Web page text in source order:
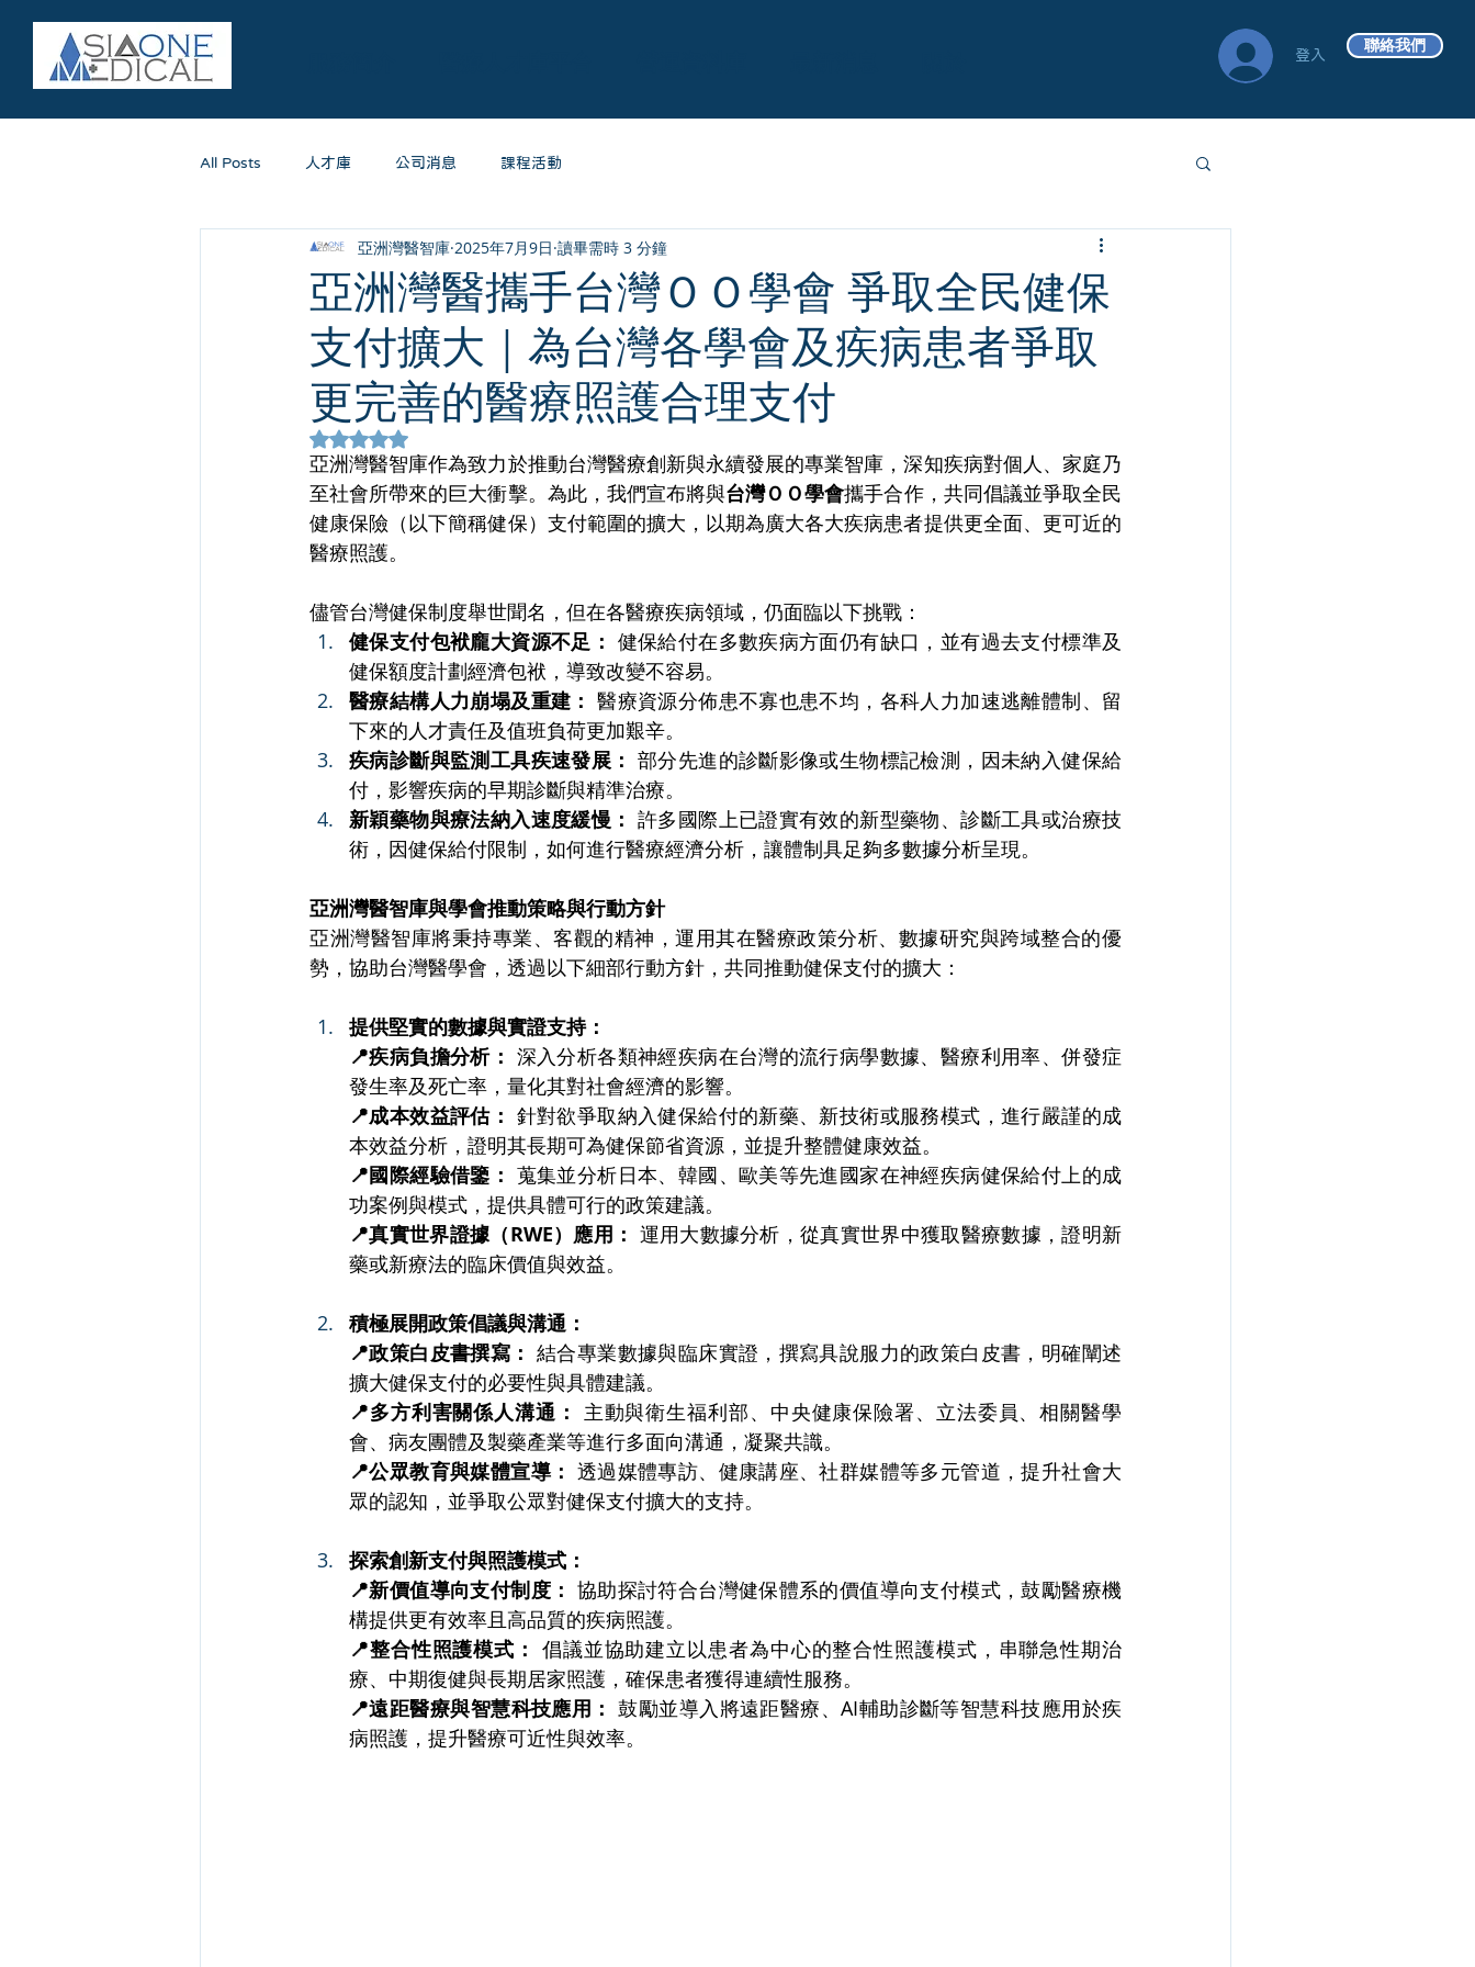
登入 聯絡我們
All Posts 人才庫 公司消息 課程活動
亞洲灣醫攜手台灣ＯＯ學會 爭取全民健保
支付擴大｜為台灣各學會及疾病患者爭取
更完善的醫療照護合理支付
亞洲灣醫智庫 2025年7月9日 讀畢需時 3 分鐘
評等為 NaN（最高為 5 顆星）。
亞洲灣醫智庫作為致力於推動台灣醫療創新與永續發展的專業智庫，深知疾病對個人、家庭乃
至社會所帶來的巨大衝擊。為此，我們宣布將與台灣ＯＯ學會攜手合作，共同倡議並爭取全民
健康保險（以下簡稱健保）支付範圍的擴大，以期為廣大各大疾病患者提供更全面、更可近的
醫療照護。
儘管台灣健保制度舉世聞名，但在各醫療疾病領域，仍面臨以下挑戰：
健保支付包袱龐大資源不足： 健保給付在多數疾病方面仍有缺口，並有過去支付標準及
健保額度計劃經濟包袱，導致改變不容易。
醫療結構人力崩塌及重建： 醫療資源分佈患不寡也患不均，各科人力加速逃離體制、留
下來的人才責任及值班負荷更加艱辛。
疾病診斷與監測工具疾速發展： 部分先進的診斷影像或生物標記檢測，因未納入健保給
付，影響疾病的早期診斷與精準治療。
新穎藥物與療法納入速度緩慢： 許多國際上已證實有效的新型藥物、診斷工具或治療技
術，因健保給付限制，如何進行醫療經濟分析，讓體制具足夠多數據分析呈現。
亞洲灣醫智庫與學會推動策略與行動方針
亞洲灣醫智庫將秉持專業、客觀的精神，運用其在醫療政策分析、數據研究與跨域整合的優
勢，協助台灣醫學會，透過以下細部行動方針，共同推動健保支付的擴大：
提供堅實的數據與實證支持：
📍疾病負擔分析： 深入分析各類神經疾病在台灣的流行病學數據、醫療利用率、併發症
發生率及死亡率，量化其對社會經濟的影響。
📍成本效益評估： 針對欲爭取納入健保給付的新藥、新技術或服務模式，進行嚴謹的成
本效益分析，證明其長期可為健保節省資源，並提升整體健康效益。
📍國際經驗借鑒： 蒐集並分析日本、韓國、歐美等先進國家在神經疾病健保給付上的成
功案例與模式，提供具體可行的政策建議。
📍真實世界證據（RWE）應用： 運用大數據分析，從真實世界中獲取醫療數據，證明新
藥或新療法的臨床價值與效益。
積極展開政策倡議與溝通：
📍政策白皮書撰寫： 結合專業數據與臨床實證，撰寫具說服力的政策白皮書，明確闡述
擴大健保支付的必要性與具體建議。
📍多方利害關係人溝通：
主動與衛生福利部、中央健康保險署、立法委員、相關醫學
會、病友團體及製藥產業等進行多面向溝通，凝聚共識。
📍公眾教育與媒體宣導： 透過媒體專訪、健康講座、社群媒體等多元管道，提升社會大
眾的認知，並爭取公眾對健保支付擴大的支持。
探索創新支付與照護模式：
📍新價值導向支付制度： 協助探討符合台灣健保體系的價值導向支付模式，鼓勵醫療機
構提供更有效率且高品質的疾病照護。
📍整合性照護模式： 倡議並協助建立以患者為中心的整合性照護模式，串聯急性期治
療、中期復健與長期居家照護，確保患者獲得連續性服務。
📍遠距醫療與智慧科技應用： 鼓勵並導入將遠距醫療、AI輔助診斷等智慧科技應用於疾
病照護，提升醫療可近性與效率。